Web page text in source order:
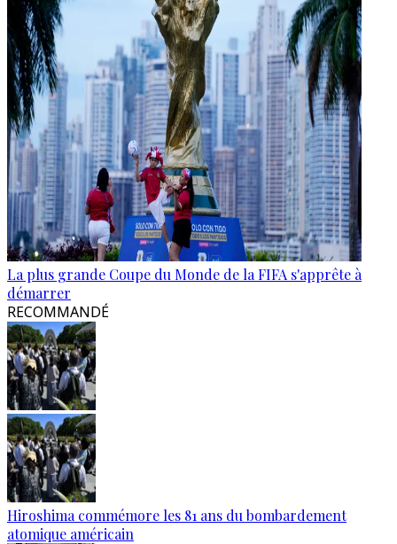
La plus grande Coupe du Monde de la FIFA s'apprête à
démarrer
RECOMMANDÉ
Hiroshima commémore les 81 ans du bombardement
atomique américain